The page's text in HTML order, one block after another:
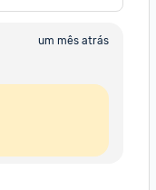
um mês atrás